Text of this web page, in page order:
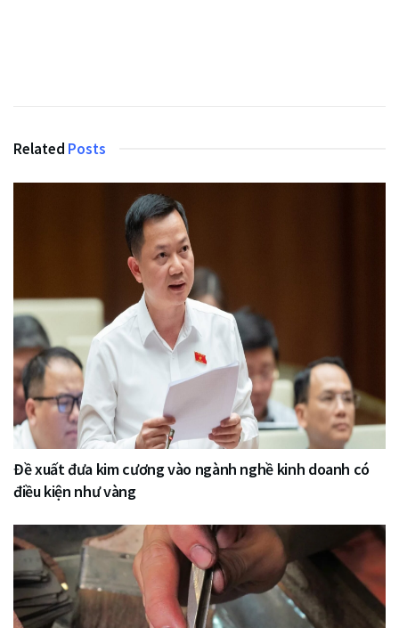
Related Posts
Đề xuất đưa kim cương vào ngành nghề kinh doanh có
điều kiện như vàng